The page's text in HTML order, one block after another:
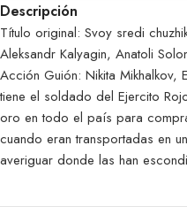
Descripción
Título original: Svoy sredi
Aleksandr Kalyagin, Anatoli
Acción Guión: Nikita Mikhalkov,
tiene el soldado del Ejercito
oro en todo el país para
cuando eran transportadas en
averiguar donde las han